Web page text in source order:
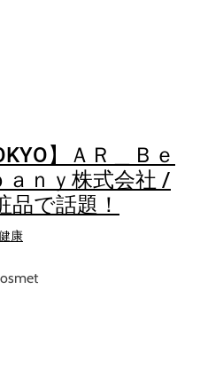
】ＡＲ＿Ｂｅ
ａｎｙ株式会社 /
で話題！
康